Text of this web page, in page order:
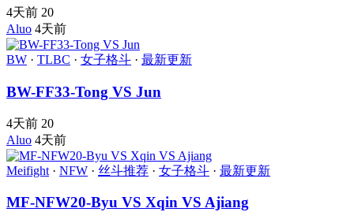
4天前 20
Aluo 4天前
BW · TLBC · 女子格斗 · 最新更新
BW-FF33-Tong VS Jun
4天前 20
Aluo 4天前
Meifight · NFW · 丝斗推荐 · 女子格斗 · 最新更新
MF-NFW20-Byu VS Xqin VS Ajiang